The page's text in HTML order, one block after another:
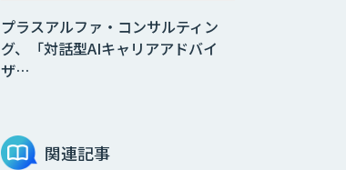
JOINT AI Flow
byGMO
プラスアルファ・コンサルティン
グ、「対話型AIキャリアアドバイ
ザ…
関連記事